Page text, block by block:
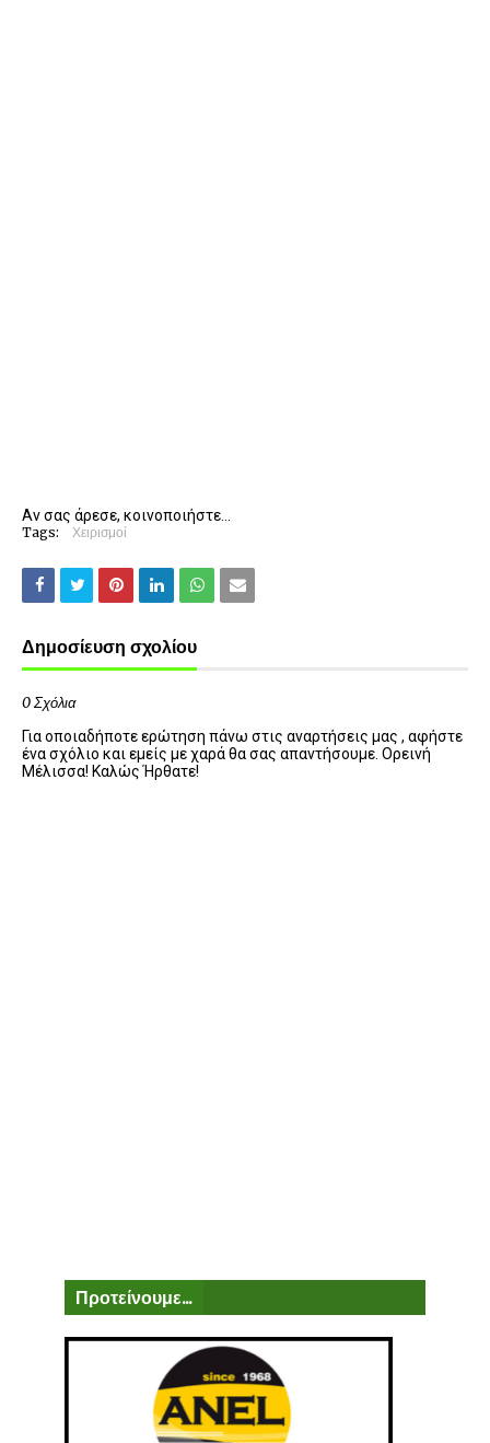
Αν σας άρεσε, κοινοποιήστε...
Tags: Χειρισμοί
Δημοσίευση σχολίου
0 Σχόλια
Για οποιαδήποτε ερώτηση πάνω στις αναρτήσεις μας , αφήστε
ένα σχόλιο και εμείς με χαρά θα σας απαντήσουμε. Ορεινή
Μέλισσα! Καλώς Ήρθατε!
Προτείνουμε...